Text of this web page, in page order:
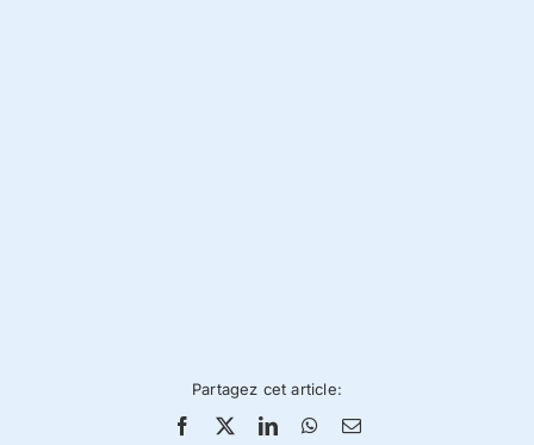
Partagez cet article: